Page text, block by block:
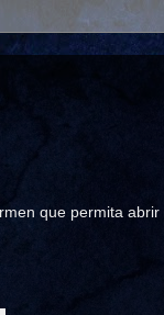
que permita abrir